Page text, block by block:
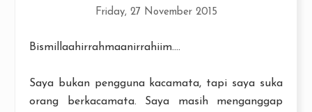
Friday, 27 November 2015
Bismillaahirrahmaanirrahiim....
Saya bukan pengguna kacamata, tapi saya suka
orang berkacamata. Saya masih menganggap